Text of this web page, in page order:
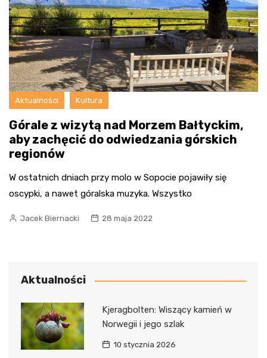
Aktualności Kultura
Górale z wizytą nad Morzem Bałtyckim,
aby zachęcić do odwiedzania górskich
regionów
W ostatnich dniach przy molo w Sopocie pojawiły się
oscypki, a nawet góralska muzyka. Wszystko
Jacek Biernacki 28 maja 2022
Aktualności
Kjeragbolten: Wiszący kamień w
Norwegii i jego szlak
10 stycznia 2026